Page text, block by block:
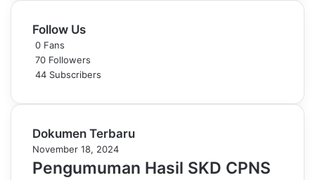
Follow Us
0 Fans
70 Followers
44 Subscribers
Dokumen Terbaru
November 18, 2024
Pengumuman Hasil SKD CPNS